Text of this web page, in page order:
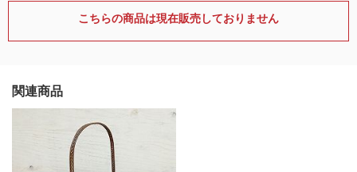
こちらの商品は現在販売しておりません
関連商品